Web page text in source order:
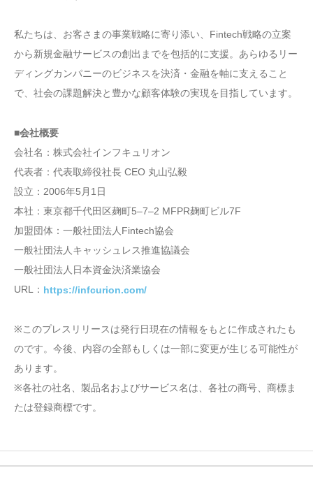
私たちは、お客さまの事業戦略に寄り添い、Fintech戦略の立案
から新規金融サービスの創出までを包括的に支援。あらゆるリー
ディングカンパニーのビジネスを決済・金融を軸に支えること
で、社会の課題解決と豊かな顧客体験の実現を目指しています。
■会社概要
会社名：株式会社インフキュリオン
代表者：代表取締役社長 CEO 丸山弘毅
設立：2006年5月1日
本社：東京都千代田区麹町5‒7‒2 MFPR麹町ビル7F
加盟団体：一般社団法人Fintech協会
一般社団法人キャッシュレス推進協議会
一般社団法人日本資金決済業協会
URL： https://infcurion.com/
※このプレスリリースは発行日現在の情報をもとに作成されたも
のです。今後、内容の全部もしくは一部に変更が生じる可能性が
あります。
※各社の社名、製品名およびサービス名は、各社の商号、商標ま
たは登録商標です。